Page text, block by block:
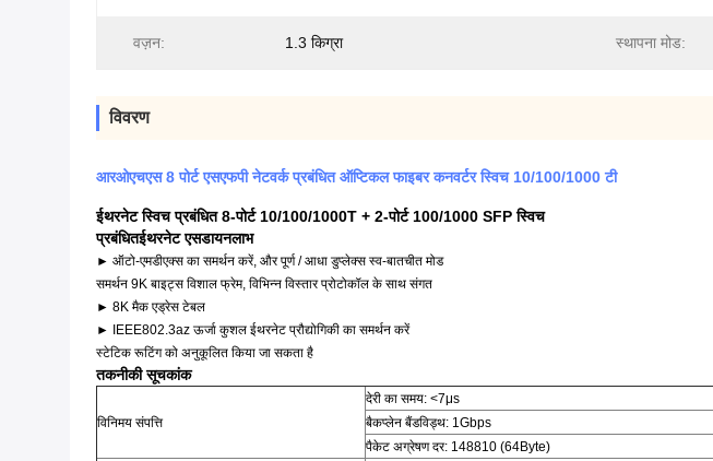
वज़न: 1.3 किग्रा स्थापना मोड:
विवरण
आरओएचएस 8 पोर्ट एसएफपी नेटवर्क प्रबंधित ऑप्टिकल फाइबर कनवर्टर स्विच 10/100/1000 टी
ईथरनेट स्विच प्रबंधित 8-पोर्ट 10/100/1000T + 2-पोर्ट 100/1000 SFP स्विच
प्रबंधितईथरनेट एसडायनलाभ
► ऑटो-एमडीएक्स का समर्थन करें, और पूर्ण / आधा डुप्लेक्स स्व-बातचीत मोड
समर्थन 9K बाइट्स विशाल फ्रेम, विभिन्न विस्तार प्रोटोकॉल के साथ संगत
► 8K मैक एड्रेस टेबल
► IEEE802.3az ऊर्जा कुशल ईथरनेट प्रौद्योगिकी का समर्थन करें
स्टेटिक रूटिंग को अनुकूलित किया जा सकता है
तकनीकी सूचकांक
विनिमय संपत्ति
देरी का समय: <7μs
बैकप्लेन बैंडविड्थ: 1Gbps
पैकेट अग्रेषण दर: 148810 (64Byte)